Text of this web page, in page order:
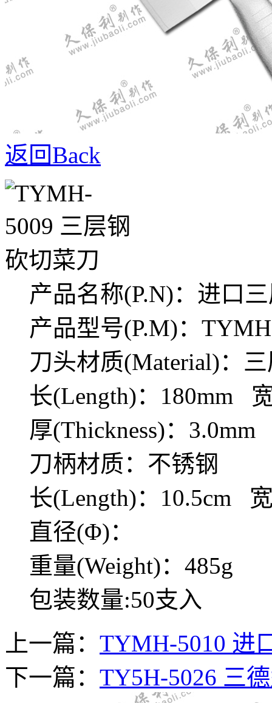
TYMH-5010 进口三层钢
返回Back
产品名称(P.N)：进口
产品型号(P.M)：
刀头材质(Material)：
长(Length)：180mm
厚(Thickness)：3.0mm
刀柄材质：不锈钢
长(Length)：10.5cm
直径(Φ)：
重量(Weight)：485g
包装数量:50支入
上一篇： TYMH-5010 进
下一篇： TY5H-5026 三